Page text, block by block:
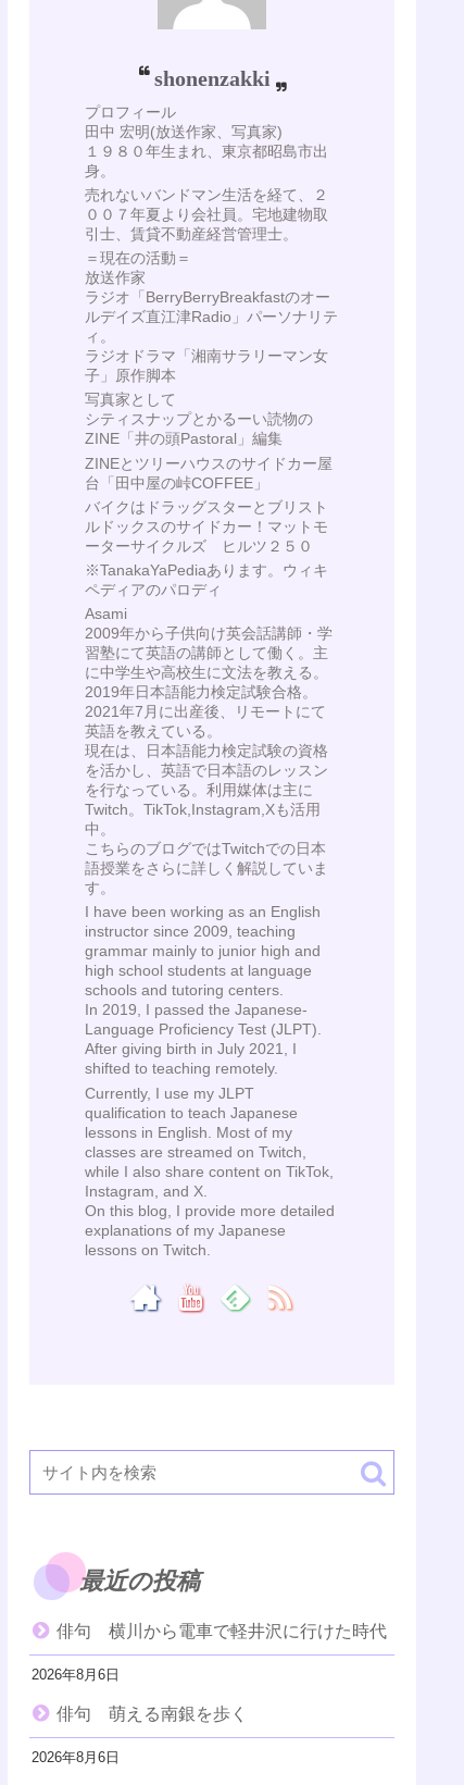
shonenzakki
プロフィール
田中 宏明(放送作家、写真家)
１９８０年生まれ、東京都昭島市出
身。
売れないバンドマン生活を経て、２
００７年夏より会社員。宅地建物取
引士、賃貸不動産経営管理士。
＝現在の活動＝
放送作家
ラジオ「BerryBerryBreakfastのオー
ルデイズ直江津Radio」パーソナリテ
ィ。
ラジオドラマ「湘南サラリーマン女
子」原作脚本
写真家として
シティスナップとかるーい読物の
ZINE「井の頭Pastoral」編集
ZINEとツリーハウスのサイドカー屋
台「田中屋の峠COFFEE」
バイクはドラッグスターとブリスト
ルドックスのサイドカー！マットモ
ーターサイクルズ ヒルツ２５０
※TanakaYaPediaあります。ウィキ
ペディアのパロディ
Asami
2009年から子供向け英会話講師・学
習塾にて英語の講師として働く。主
に中学生や高校生に文法を教える。
2019年日本語能力検定試験合格。
2021年7月に出産後、リモートにて
英語を教えている。
現在は、日本語能力検定試験の資格
を活かし、英語で日本語のレッスン
を行なっている。利用媒体は主に
Twitch。TikTok,Instagram,Xも活用
中。
こちらのブログではTwitchでの日本
語授業をさらに詳しく解説していま
す。
I have been working as an English
instructor since 2009, teaching
grammar mainly to junior high and
high school students at language
schools and tutoring centers.
In 2019, I passed the Japanese-
Language Proficiency Test (JLPT).
After giving birth in July 2021, I
shifted to teaching remotely.
Currently, I use my JLPT
qualification to teach Japanese
lessons in English. Most of my
classes are streamed on Twitch,
while I also share content on TikTok,
Instagram, and X.
On this blog, I provide more detailed
explanations of my Japanese
lessons on Twitch.
最近の投稿
俳句 横川から電車で軽井沢に行けた時代
2026年8月6日
俳句 萌える南銀を歩く
2026年8月6日